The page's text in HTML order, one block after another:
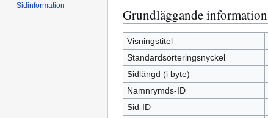
Grundläggande information
Visningstitel
Standardsorteringsnyckel
Sidlängd (i byte)
Namnrymds-ID
Sid-ID
Sidinformation